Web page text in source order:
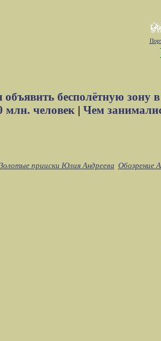
объявить бесполётную зону
млн. человек| Чем
Золотые прииски Юлия Андреева Обозрение